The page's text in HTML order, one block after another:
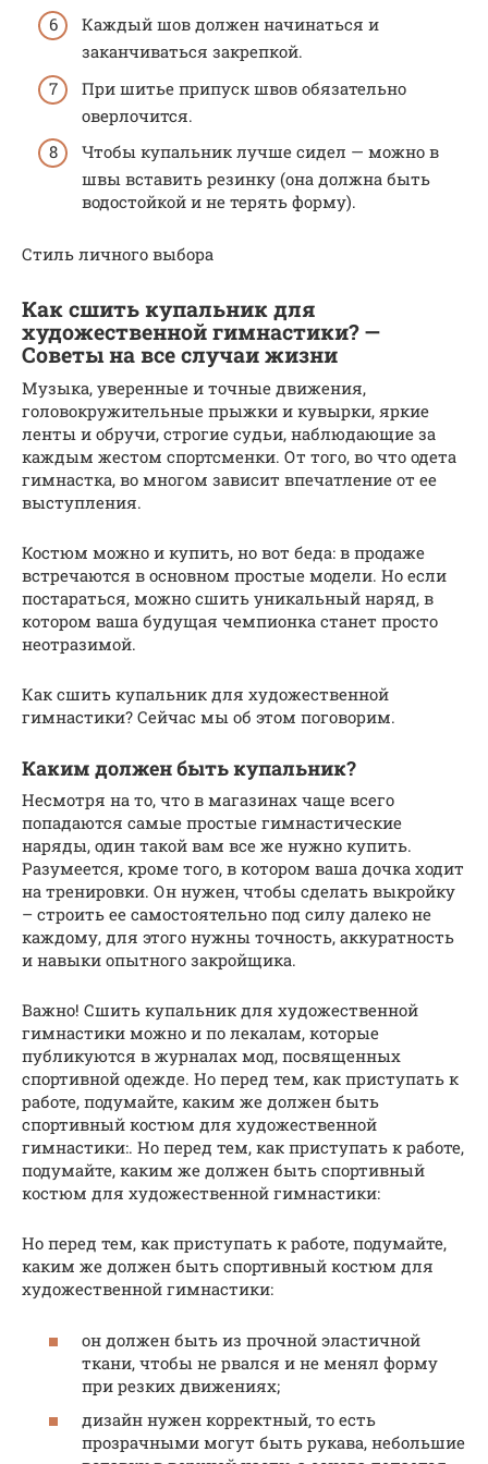
Каждый шов должен начинаться и
заканчиваться закрепкой.
При шитье припуск швов обязательно
оверлочится.
Чтобы купальник лучше сидел — можно в
швы вставить резинку (она должна быть
водостойкой и не терять форму).
Стиль личного выбора
Как сшить купальник для
художественной гимнастики? —
Советы на все случаи жизни
Музыка, уверенные и точные движения,
головокружительные прыжки и кувырки, яркие
ленты и обручи, строгие судьи, наблюдающие за
каждым жестом спортсменки. От того, во что одета
гимнастка, во многом зависит впечатление от ее
выступления.
Костюм можно и купить, но вот беда: в продаже
встречаются в основном простые модели. Но если
постараться, можно сшить уникальный наряд, в
котором ваша будущая чемпионка станет просто
неотразимой.
Как сшить купальник для художественной
гимнастики? Сейчас мы об этом поговорим.
Каким должен быть купальник?
Несмотря на то, что в магазинах чаще всего
попадаются самые простые гимнастические
наряды, один такой вам все же нужно купить.
Разумеется, кроме того, в котором ваша дочка ходит
на тренировки. Он нужен, чтобы сделать выкройку
– строить ее самостоятельно под силу далеко не
каждому, для этого нужны точность, аккуратность
и навыки опытного закройщика.
Важно! Сшить купальник для художественной
гимнастики можно и по лекалам, которые
публикуются в журналах мод, посвященных
спортивной одежде. Но перед тем, как приступать к
работе, подумайте, каким же должен быть
спортивный костюм для художественной
гимнастики:. Но перед тем, как приступать к работе,
подумайте, каким же должен быть спортивный
костюм для художественной гимнастики:
Но перед тем, как приступать к работе, подумайте,
каким же должен быть спортивный костюм для
художественной гимнастики:
он должен быть из прочной эластичной
ткани, чтобы не рвался и не менял форму
при резких движениях;
дизайн нужен корректный, то есть
прозрачными могут быть рукава, небольшие